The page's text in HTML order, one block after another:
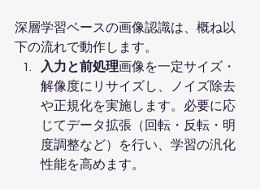
深層学習ベースの画像認識は、概ね以
下の流れで動作します。
入力と前処理画像を一定サイズ・
解像度にリサイズし、ノイズ除去
や正規化を実施します。必要に応
じてデータ拡張（回転・反転・明
度調整など）を行い、学習の汎化
性能を高めます。